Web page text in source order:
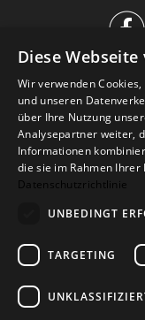

IM
Versand
Diese
Wir verwenden
und unseren
über Ihre Nutzung
Analysepartner weiter,
Informationen
die sie im Rahmen
Datenschutzrichtlinie
UNBEDINGT
TARGETING